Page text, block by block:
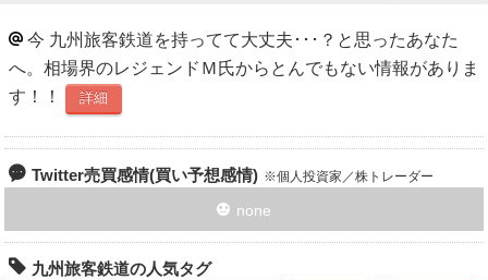
今 九州旅客鉄道を持ってて大丈夫･･･？と思ったあなた
へ。相場界のレジェンドＭ氏からとんでもない情報がありま
す！！
詳細
Twitter売買感情(買い予想感情) 個人投資家／株トレーダー
none
九州旅客鉄道の人気タグ